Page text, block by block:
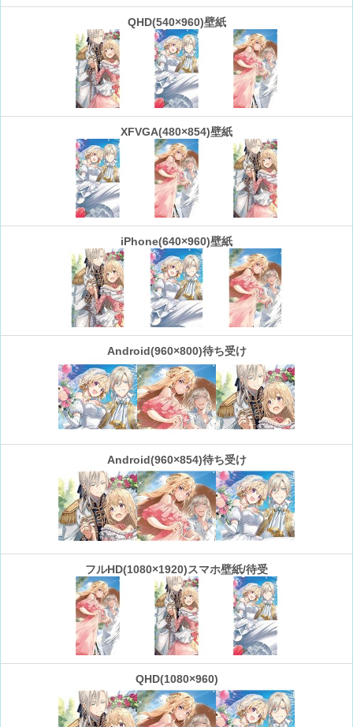
QHD(540×960)壁紙
XFVGA(480×854)壁紙
iPhone(640×960)壁紙
Android(960×800)待ち受け
Android(960×854)待ち受け
フルHD(1080×1920)スマホ壁紙/待受
QHD(1080×960)